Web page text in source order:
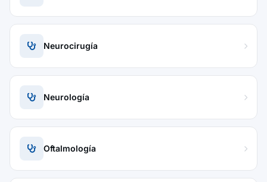
Neurocirugía
Neurología
Oftalmología